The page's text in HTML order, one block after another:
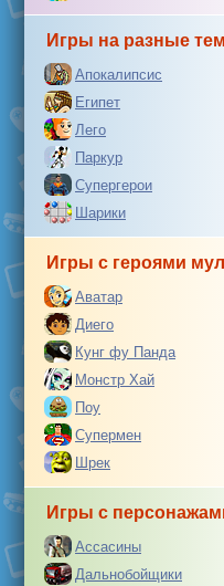
Игры на разные
Апокалипсис
Египет
Лего
Паркур
Супергерои
Шарики
Игры с героями
Аватар
Диего
Кунг фу Панда
Монстр Хай
Поу
Супермен
Шрек
Игры с
Ассасины
Дальнобойщики